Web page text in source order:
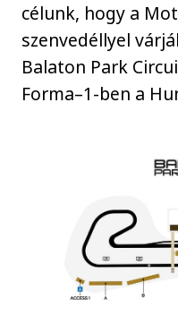
célunk, hogy a
szenvedéllyel
Balaton Park
Forma–1-ben a